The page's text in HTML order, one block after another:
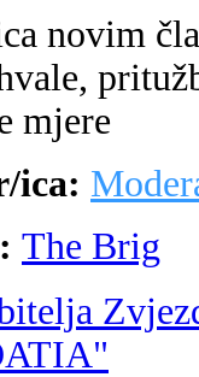
novim
mjere
ica:
The Brig